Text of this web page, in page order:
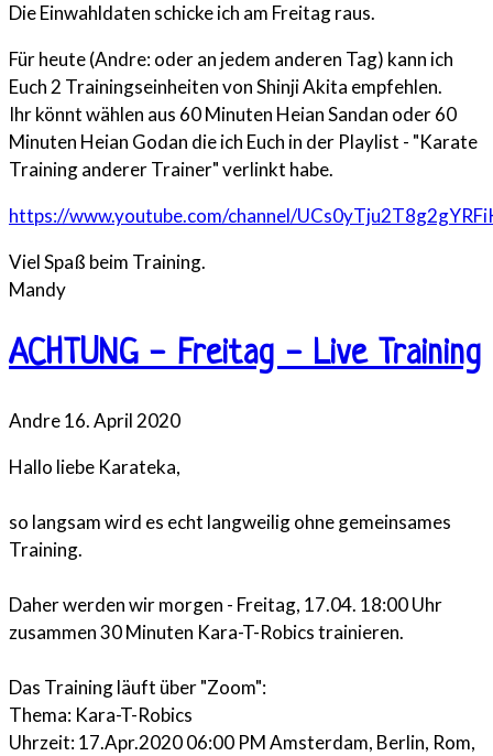
Die Einwahldaten schicke ich am Freitag raus.
Für heute (Andre: oder an jedem anderen Tag) kann ich
Euch 2 Trainingseinheiten von Shinji Akita empfehlen.
Ihr könnt wählen aus 60 Minuten Heian Sandan oder 60
Minuten Heian Godan die ich Euch in der Playlist - "Karate
Training anderer Trainer" verlinkt habe.
https://www.youtube.com/channel/
Viel Spaß beim Training.
Mandy
ACHTUNG - Freitag - Live Training
Andre16. April 2020
Hallo liebe Karateka,
so langsam wird es echt langweilig ohne gemeinsames
Training.
Daher werden wir morgen - Freitag, 17.04. 18:00 Uhr
zusammen 30 Minuten Kara-T-Robics trainieren.
Das Training läuft über "Zoom":
Thema: Kara-T-Robics
Uhrzeit: 17.Apr.2020 06:00 PM Amsterdam, Berlin, Rom,